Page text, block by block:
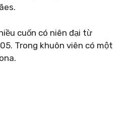
cuốn có niên đại từ
Trong khuôn viên có một